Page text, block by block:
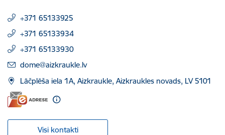
+371 65133925
+371 65133934
+371 65133930
E-pasts:
dome@aizkraukle.lv
Lāčplēša iela 1A, Aizkraukle, Aizkraukles novads, LV 5101
Visi kontakti